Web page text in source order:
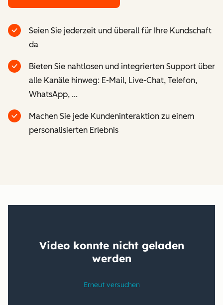
Seien Sie jederzeit und überall für Ihre Kundschaft
da
Bieten Sie nahtlosen und integrierten Support über
alle Kanäle hinweg: E-Mail, Live-Chat, Telefon,
WhatsApp, ...
Machen Sie jede Kundeninteraktion zu einem
personalisierten Erlebnis